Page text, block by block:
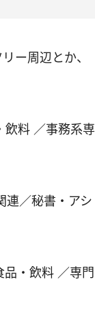
ー周辺とか、
飲料 ／事務系専
連／秘書・アシ
品・飲料 ／専門